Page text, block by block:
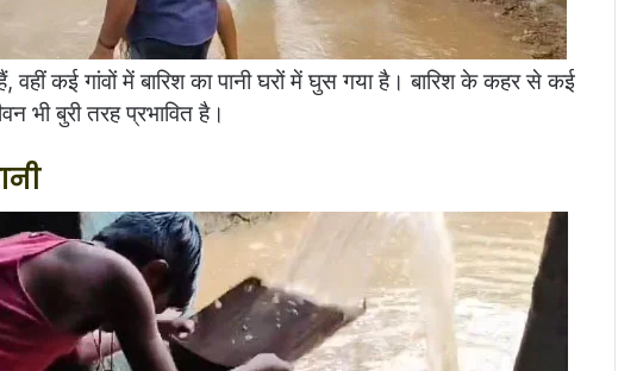
वहीं कई गांवों में बारिश का पानी घरों में घुस गया है। बारिश के कहर से कई
भी बुरी तरह प्रभावित है।